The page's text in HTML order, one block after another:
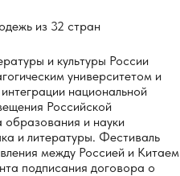
и культуры России
университетом и
национальной
Российской
и науки
и литературы. Фестиваль
между Россией и Китаем
подписания договора о